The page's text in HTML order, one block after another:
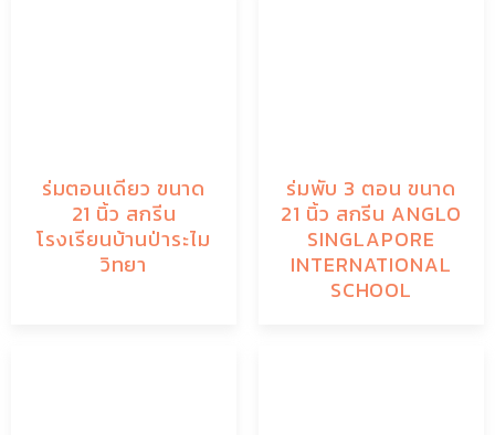
ร่มตอนเดียว ขนาด
21 นิ้ว สกรีน
โรงเรียนบ้านป่าระไม
วิทยา
ร่มพับ 3 ตอน ขนาด
21 นิ้ว สกรีน ANGLO
SINGLAPORE
INTERNATIONAL
SCHOOL